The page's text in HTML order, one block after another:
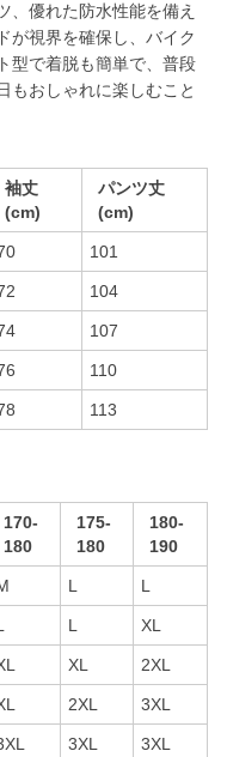
、優れた防水性能を備え
が視界を確保し、バイク
型で着脱も簡単で、普段
もおしゃれに楽しむこと
袖丈
(cm)
パンツ丈
(cm)
101
104
107
110
113
170-
180
175-
180
180-
190
L L
L XL
XL 2XL
2XL 3XL
3XL 3XL